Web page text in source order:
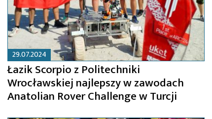
29.07.2024
Łazik Scorpio z Politechniki
Wrocławskiej najlepszy w zawodach
Anatolian Rover Challenge w Turcji